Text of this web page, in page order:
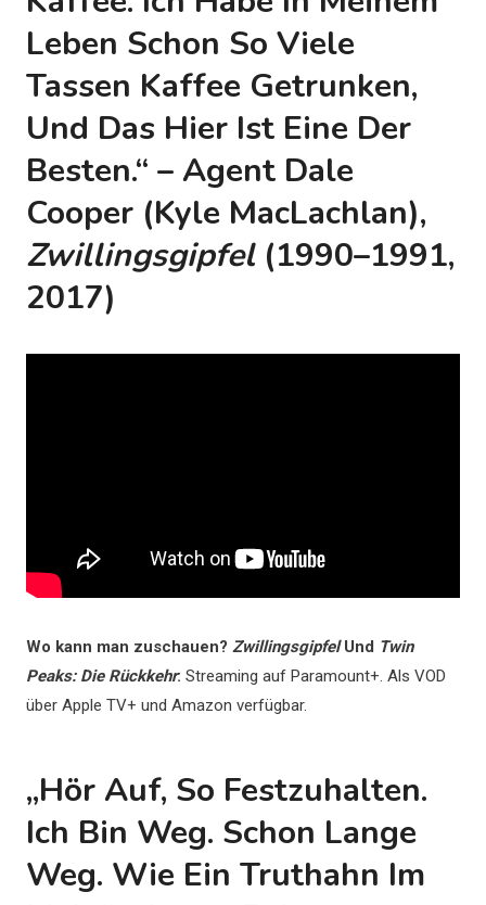
Leben Schon So Viele
Tassen Kaffee Getrunken,
Und Das Hier Ist Eine Der
Besten.“ – Agent Dale
Cooper (Kyle MacLachlan),
Zwillingsgipfel(1990–1991,
2017)
Wo kann man zuschauen? ZwillingsgipfelUnd Twin
Peaks: Die Rückkehr: Streaming auf Paramount+. Als VOD
über Apple TV+ und Amazon verfügbar.
„Hör Auf, So Festzuhalten.
Ich Bin Weg. Schon Lange
Weg. Wie Ein Truthahn Im